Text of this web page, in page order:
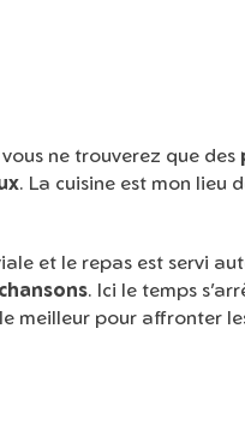
vous ne trouverez que des
. La cuisine est mon lieu
et le repas est servi
. Ici le temps
meilleur pour affronter